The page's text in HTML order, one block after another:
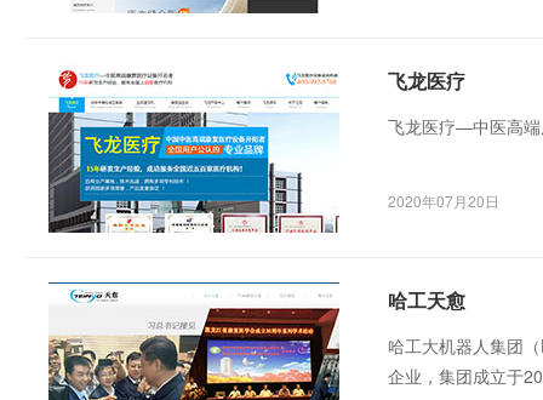
飞龙医疗
飞龙医疗—中医高端
2020年07月20日
哈工天愈
哈工大机器人集团
企业，集团成立于